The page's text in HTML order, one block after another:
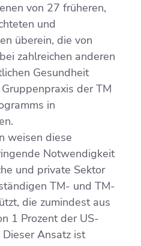
von 27 früheren,
und
überein, die von
zahlreichen anderen
Gesundheit
der TM
in
weisen diese
Notwendigkeit
und private Sektor
TM- und TM-
die zumindest aus
1 Prozent der US-
Ansatz ist